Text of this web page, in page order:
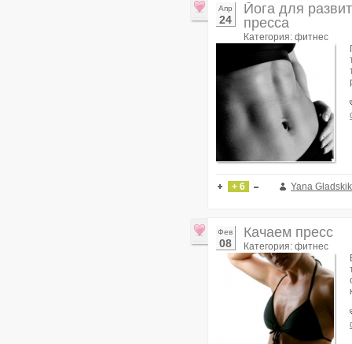
Апр
24
Йога для
пресса
Категория: фитнес
+ 6 Yana
Фев
08
Качаем пресс
Категория: фитнес